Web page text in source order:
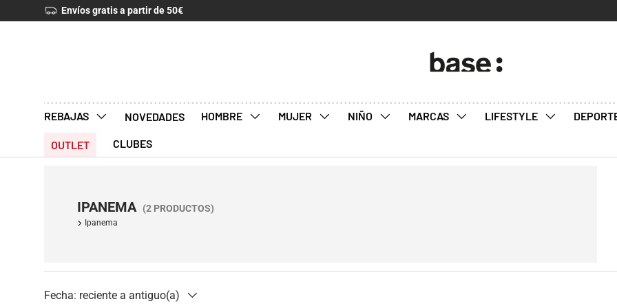
Envíos gratis a partir de 50€
REBAJAS NOVEDADES HOMBRE MUJER NIÑO MARCAS LIFESTYLE
OUTLET CLUBES
IPANEMA (2 PRODUCTOS)
Ipanema
Fecha: reciente a antiguo(a)